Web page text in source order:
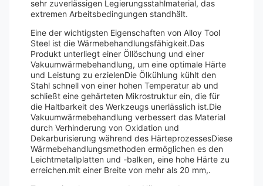
sehr zuverlässigen Legierungsstahlmaterial, das
extremen Arbeitsbedingungen standhält.
Eine der wichtigsten Eigenschaften von Alloy Tool
Steel ist die Wärmebehandlungsfähigkeit.Das
Produkt unterliegt einer Öllöschung und einer
Vakuumwärmebehandlung, um eine optimale Härte
und Leistung zu erzielenDie Ölkühlung kühlt den
Stahl schnell von einer hohen Temperatur ab und
schließt eine gehärteten Mikrostruktur ein, die für
die Haltbarkeit des Werkzeugs unerlässlich ist.Die
Vakuumwärmebehandlung verbessert das Material
durch Verhinderung von Oxidation und
Dekarburisierung während des HärteprozessesDiese
Wärmebehandlungsmethoden ermöglichen es den
Leichtmetallplatten und -balken, eine hohe Härte zu
erreichen.mit einer Breite von mehr als 20 mm,.